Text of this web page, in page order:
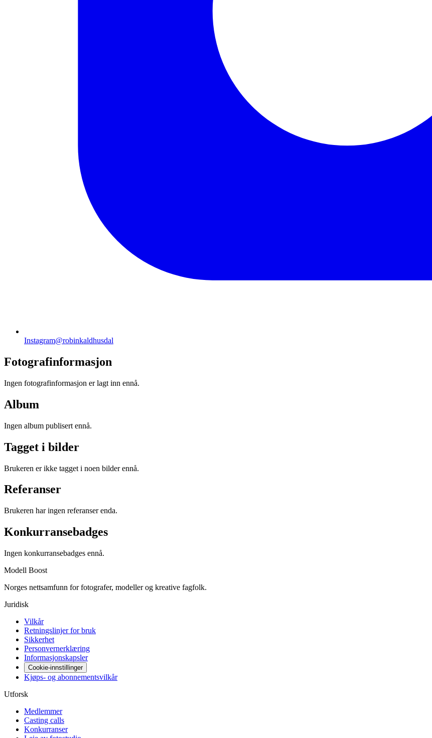
Instagram@robinkaldhusdal
Fotografinformasjon
Ingen fotografinformasjon er lagt inn ennå.
Album
Ingen album publisert ennå.
Tagget i bilder
Brukeren er ikke tagget i noen bilder ennå.
Referanser
Brukeren har ingen referanser enda.
Konkurransebadges
Ingen konkurransebadges ennå.
Modell Boost
Norges nettsamfunn for fotografer, modeller og kreative fagfolk.
Juridisk
Vilkår
Retningslinjer for bruk
Sikkerhet
Personvernerklæring
Informasjonskapsler
Cookie-innstillinger
Kjøps- og abonnementsvilkår
Utforsk
Medlemmer
Casting calls
Konkurranser